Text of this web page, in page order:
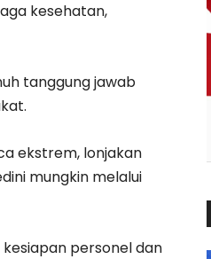
kesehatan,
tanggung jawab
ekstrem, lonjakan
mungkin melalui
personel dan